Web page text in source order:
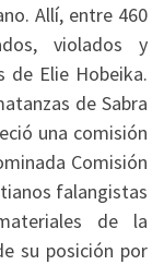
Allí, entre 460
violados y
de Elie Hobeika.
de Sabra
una comisión
Comisión
falangistas
de la
su posición por